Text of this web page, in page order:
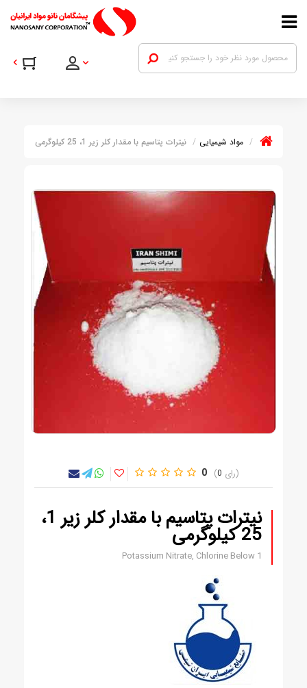
مواد شیمیایی نیترات پتاسیم با مقدار کلر زیر 1، 25 کیلوگرمی
0 0
نیترات پتاسیم با مقدار کلر زیر 1،
25 کیلوگرمی
Potassium Nitrate, Chlorine Below 1